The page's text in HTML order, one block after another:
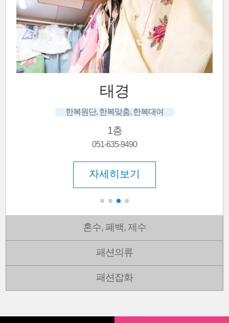
태경
한복원단, 한복맞춤, 한복대여
1층
051-635-9490
자세히보기
혼수, 폐백, 제수
패션의류
패션잡화